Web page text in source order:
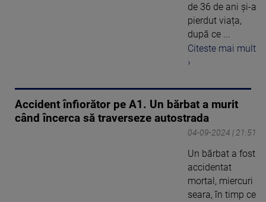
de 36 de ani și-a
pierdut viața,
după ce ...
Citeste mai mult
›
Accident înfiorător pe A1. Un bărbat a murit
când încerca să traverseze autostrada
04-09-2024 | 21:51
Un bărbat a fost
accidentat
mortal, miercuri
seara, în timp ce